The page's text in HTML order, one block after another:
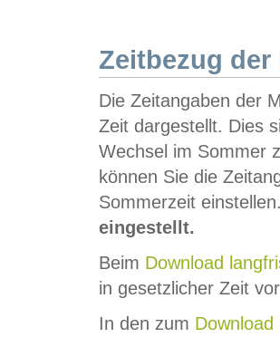
Zeitbezug der
Die Zeitangaben der
Zeit dargestellt. Dies
Wechsel im Sommer
können Sie die
Sommerzeit
eingestellt.
Beim Download
in gesetzlicher Zeit
In den zum Download